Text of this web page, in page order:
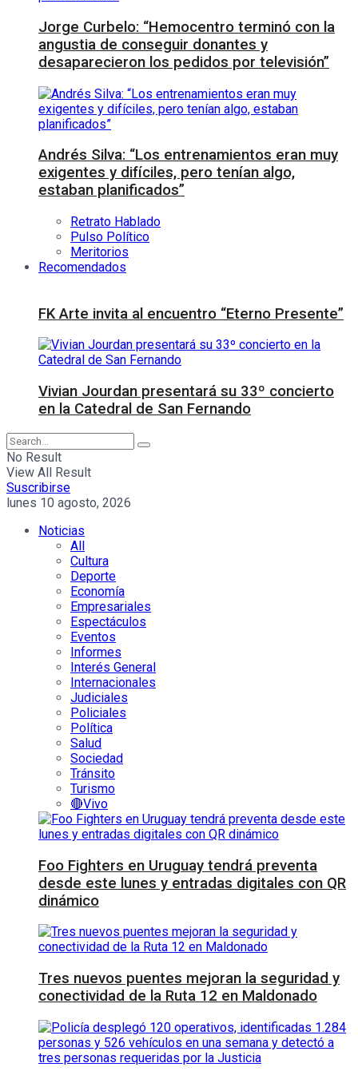
Jorge Curbelo: “Hemocentro terminó con la
angustia de conseguir donantes y
desaparecieron los pedidos por televisión”
Andrés Silva: “Los entrenamientos eran muy
exigentes y difíciles, pero tenían algo,
estaban planificados”
Retrato Hablado
Pulso Político
Meritorios
Recomendados
FK Arte invita al encuentro “Eterno Presente”
Vivian Jourdan presentará su 33º concierto
en la Catedral de San Fernando
No Result
View All Result
Suscribirse
lunes 10 agosto, 2026
Noticias
All
Cultura
Deporte
Economía
Empresariales
Espectáculos
Eventos
Informes
Interés General
Internacionales
Judiciales
Policiales
Política
Salud
Sociedad
Tránsito
Turismo
🔴Vivo
Foo Fighters en Uruguay tendrá preventa
desde este lunes y entradas digitales con QR
dinámico
Tres nuevos puentes mejoran la seguridad y
conectividad de la Ruta 12 en Maldonado